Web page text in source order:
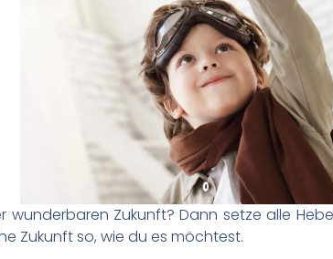
Zukunft? Dann setze alle
Zukunft so, wie du es möchtest.